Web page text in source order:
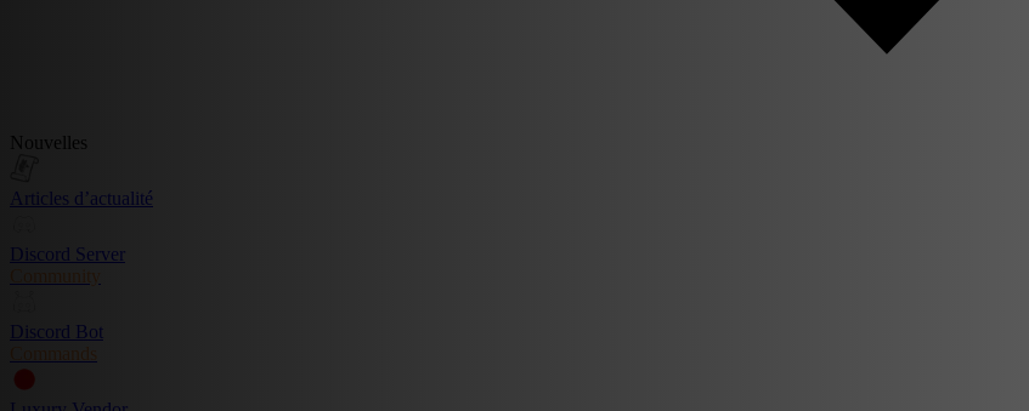
Nouvelles
Articles d’actualité
Discord Server
Community
Discord Bot